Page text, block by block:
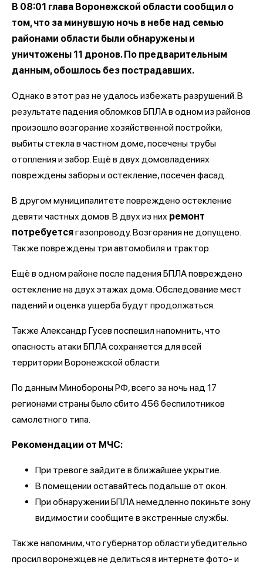
В 08:01 глава Воронежской области сообщил о
том, что за минувшую ночь в небе над семью
районами области были обнаружены и
уничтожены 11 дронов. По предварительным
данным, обошлось без пострадавших.
Однако в этот раз не удалось избежать разрушений. В
результате падения обломков БПЛА в одном из районов
произошло возгорание хозяйственной постройки,
выбиты стекла в частном доме, посечены трубы
отопления и забор. Ещё в двух домовладениях
повреждены заборы и остекление, посечен фасад.
В другом муниципалитете повреждено остекление
девяти частных домов. В двух из них ремонт
потребуетсягазопроводу. Возгорания не допущено.
Также повреждены три автомобиля и трактор.
Ещё в одном районе после падения БПЛА повреждено
остекление на двух этажах дома. Обследование мест
падений и оценка ущерба будут продолжаться.
Также Александр Гусев поспешил напомнить, что
опасность атаки БПЛА сохраняется для всей
территории Воронежской области.
По данным Минобороны РФ, всего за ночь над 17
регионами страны было сбито 456 беспилотников
самолетного типа.
Рекомендации от МЧС:
При тревоге зайдите в ближайшее укрытие.
В помещении оставайтесь подальше от окон.
При обнаружении БПЛА немедленно покиньте зону
видимости и сообщите в экстренные службы.
Также напомним, что губернатор области убедительно
просил воронежцев не делиться в интернете фото- и